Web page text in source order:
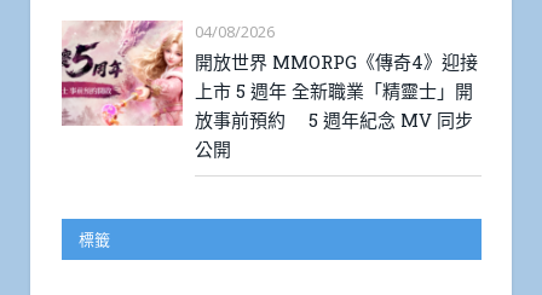
04/08/2026
開放世界 MMORPG《傳奇4》迎接
上市 5 週年 全新職業「精靈士」開
放事前預約 5 週年紀念 MV 同步
公開
標籤